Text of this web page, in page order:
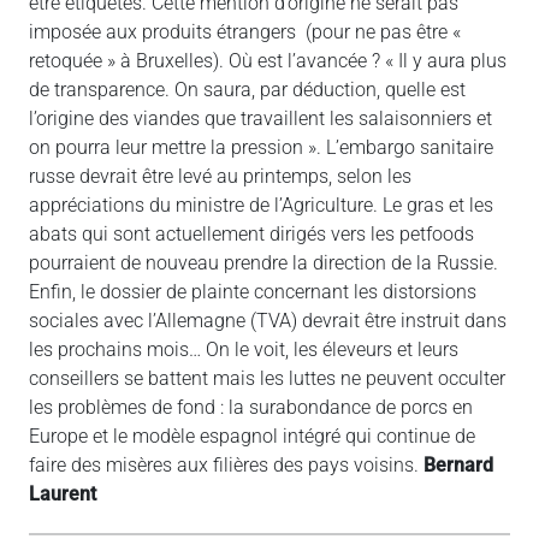
imposée aux produits étrangers (pour ne pas être «
retoquée » à Bruxelles). Où est l’avancée ? « Il y aura plus
de transparence. On saura, par déduction, quelle est
l’origine des viandes que travaillent les salaisonniers et
on pourra leur mettre la pression ». L’embargo sanitaire
russe devrait être levé au printemps, selon les
appréciations du ministre de l’Agriculture. Le gras et les
abats qui sont actuellement dirigés vers les petfoods
pourraient de nouveau prendre la direction de la Russie.
Enfin, le dossier de plainte concernant les distorsions
sociales avec l’Allemagne (TVA) devrait être instruit dans
les prochains mois… On le voit, les éleveurs et leurs
conseillers se battent mais les luttes ne peuvent occulter
les problèmes de fond : la surabondance de porcs en
Europe et le modèle espagnol intégré qui continue de
faire des misères aux filières des pays voisins. Bernard
Laurent